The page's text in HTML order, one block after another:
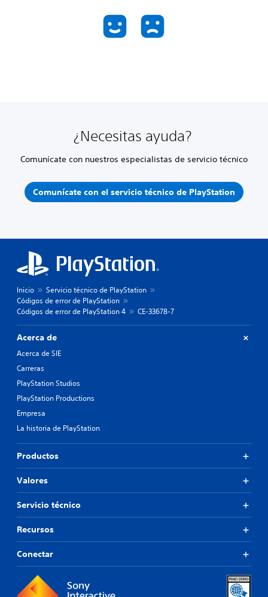
¿Necesitas ayuda?
Comunícate con nuestros especialistas de servicio técnico
Comunícate con el servicio técnico de PlayStation
Inicio
Servicio técnico de PlayStation
Códigos de error de PlayStation
Códigos de error de PlayStation 4
CE-33678-7
Acerca de
Acerca de SIE
Carreras
PlayStation Studios
PlayStation Productions
Empresa
La historia de PlayStation
Productos
Valores
Servicio técnico
Recursos
Conectar